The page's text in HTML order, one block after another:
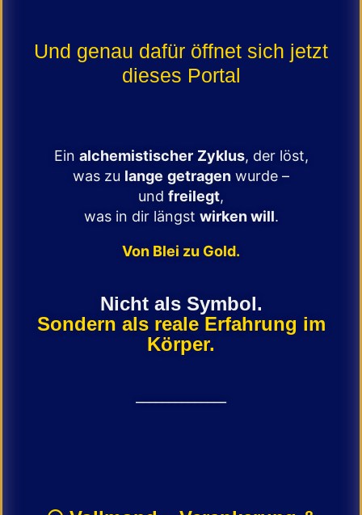
Und genau dafür öffnet sich jetzt
dieses Portal
Ein alchemistischer Zyklus, der löst,
was zu lange getragen wurde –
und freilegt,
was in dir längst wirken will.
Von Blei zu Gold.
Nicht als Symbol.
Sondern als reale Erfahrung im
Körper.